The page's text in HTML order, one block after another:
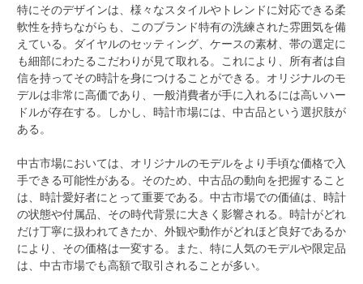
特にそのデザインは、様々なスタイルやトレンドに対応できる柔
軟性を持ちながらも、このブランド特有の洗練された雰囲気を備
えている。ダイヤルのセッティング、ケースの素材、帯の選定に
も細部にわたるこだわりが見て取れる。これにより、所有者は自
信を持ってその時計を身につけることができる。オリジナルのモ
デルは非常に高価であり、一般消費者が手に入れるには高いハー
ドルが存在する。しかし、時計市場には、中古品という選択肢が
ある。
中古市場においては、オリジナルのモデルをより手頃な価格で入
手できる可能性がある。そのため、中古品の動向を把握すること
は、時計愛好者にとって重要である。中古市場での価値は、時計
の状態や付属品、その時代背景に大きく影響される。時計がどれ
だけ丁寧に扱われてきたか、外観や動作がどれほど良好であるか
により、その価格は一変する。また、特に人気のモデルや限定品
は、中古市場でも高額で取引されることが多い。